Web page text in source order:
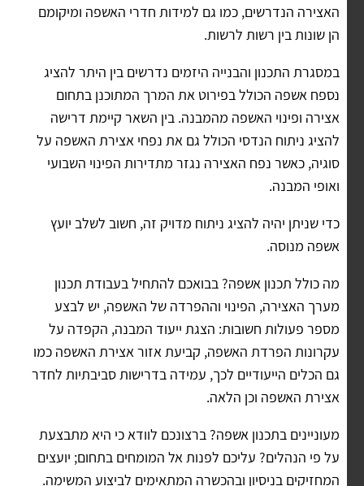
האצירה הנדרשים, כמו גם למידות חדרי האשפה ומיקומם
הן שונות בין רשות לרשות.
במסגרת התכנון והבנייה היזמים נדרשים בין היתר להציג
נספח אשפה הכולל בפירוט את המרך המתוכנן בתחום
אצירה ופינוי האשפה מהמבנה. בין השאר קיימת דרישה
להציג ניתוח הנדסי הכולל גם את נפחי אצירת האשפה על
סוגיה, כאשר נפח האצירה נגזר מתדירות הפינוי השבועי
ואופי המבנה.
כדי שניתן יהיה להציג ניתוח מדויק זה, חשוב לשלב יועץ
אשפה מנוסה.
מה כולל תכנון אשפה? בבואכם להתחיל בעבודת תכנון
מערך האצירה, הפינוי וההפרדה של האשפה, יש לבצע
מספר פעולות חשובות: הצגת ייעוד המבנה, הקפדה על
עקרונות הפרדת האשפה, קביעת אזור אצירת האשפה כמו
גם הכלים הייעודיים לכך, עמידה בדרישות סביבתיות לחדר
אצירת האשפה וכן הלאה.
מעוניינים בתכנון אשפה? ברצונכם לוודא כי היא מתבצעת
על פי הנהלים? עליכם לפנות אל המומחים בתחום; יועצים
המחזיקים בניסיון ובהכשרה המתאימים לביצוע המשימה.